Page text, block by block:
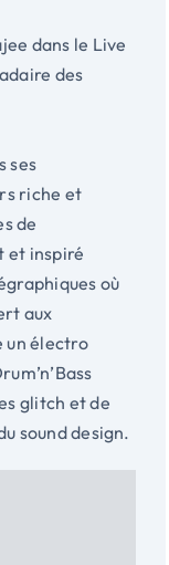
dans le Live
des
ses
riche et
de
et inspiré
où
aux
un électro
glitch et de
sound design.